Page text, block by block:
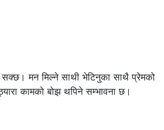
मन मिल्ने साथी भेटिनुका साथै प्रेमको
कामको बोझ थपिने सम्भावना छ।